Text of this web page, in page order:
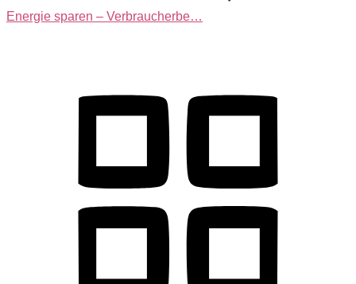
Energie sparen – Verbraucherbe…